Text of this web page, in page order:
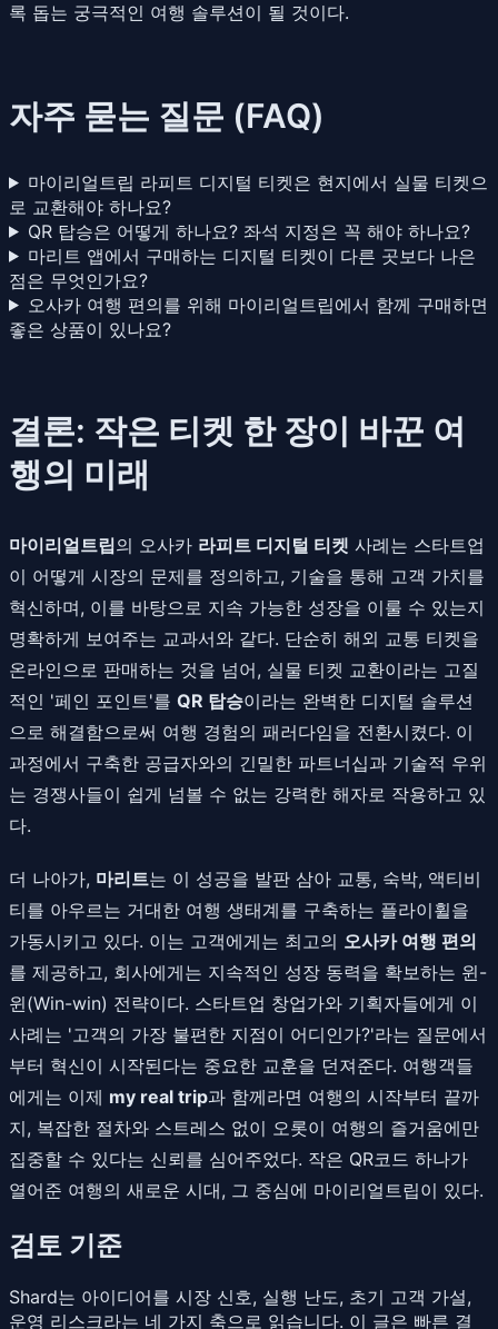
록 돕는 궁극적인 여행 솔루션이 될 것이다.
자주 묻는 질문 (FAQ)
마이리얼트립 라피트 디지털 티켓은 현지에서 실물 티켓으
로 교환해야 하나요?
QR 탑승은 어떻게 하나요? 좌석 지정은 꼭 해야 하나요?
마리트 앱에서 구매하는 디지털 티켓이 다른 곳보다 나은
점은 무엇인가요?
오사카 여행 편의를 위해 마이리얼트립에서 함께 구매하면
좋은 상품이 있나요?
결론: 작은 티켓 한 장이 바꾼 여
행의 미래
마이리얼트립의 오사카 라피트 디지털 티켓 사례는 스타트업
이 어떻게 시장의 문제를 정의하고, 기술을 통해 고객 가치를
혁신하며, 이를 바탕으로 지속 가능한 성장을 이룰 수 있는지
명확하게 보여주는 교과서와 같다. 단순히 해외 교통 티켓을
온라인으로 판매하는 것을 넘어, 실물 티켓 교환이라는 고질
적인 '페인 포인트'를 QR 탑승이라는 완벽한 디지털 솔루션
으로 해결함으로써 여행 경험의 패러다임을 전환시켰다. 이
과정에서 구축한 공급자와의 긴밀한 파트너십과 기술적 우위
는 경쟁사들이 쉽게 넘볼 수 없는 강력한 해자로 작용하고 있
다.
더 나아가, 마리트는 이 성공을 발판 삼아 교통, 숙박, 액티비
티를 아우르는 거대한 여행 생태계를 구축하는 플라이휠을
가동시키고 있다. 이는 고객에게는 최고의 오사카 여행 편의
를 제공하고, 회사에게는 지속적인 성장 동력을 확보하는 윈-
윈(Win-win) 전략이다. 스타트업 창업가와 기획자들에게 이
사례는 '고객의 가장 불편한 지점이 어디인가?'라는 질문에서
부터 혁신이 시작된다는 중요한 교훈을 던져준다. 여행객들
에게는 이제 my real trip과 함께라면 여행의 시작부터 끝까
지, 복잡한 절차와 스트레스 없이 오롯이 여행의 즐거움에만
집중할 수 있다는 신뢰를 심어주었다. 작은 QR코드 하나가
열어준 여행의 새로운 시대, 그 중심에 마이리얼트립이 있다.
검토 기준
Shard는 아이디어를 시장 신호, 실행 난도, 초기 고객 가설,
운영 리스크라는 네 가지 축으로 읽습니다. 이 글은 빠른 결